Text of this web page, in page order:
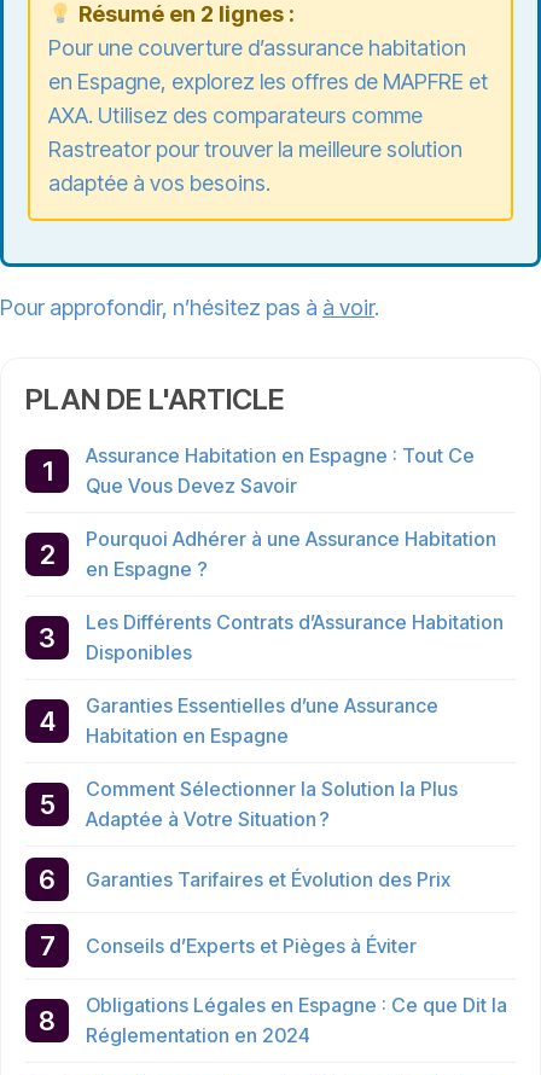
Résumé en 2 lignes :
Pour une couverture d’assurance habitation
en Espagne, explorez les offres de MAPFRE et
AXA. Utilisez des comparateurs comme
Rastreator pour trouver la meilleure solution
adaptée à vos besoins.
Pour approfondir, n’hésitez pas à à voir.
PLAN DE L'ARTICLE
Assurance Habitation en Espagne : Tout Ce
Que Vous Devez Savoir
Pourquoi Adhérer à une Assurance Habitation
en Espagne ?
Les Différents Contrats d’Assurance Habitation
Disponibles
Garanties Essentielles d’une Assurance
Habitation en Espagne
Comment Sélectionner la Solution la Plus
Adaptée à Votre Situation ?
Garanties Tarifaires et Évolution des Prix
Conseils d’Experts et Pièges à Éviter
Obligations Légales en Espagne : Ce que Dit la
Réglementation en 2024